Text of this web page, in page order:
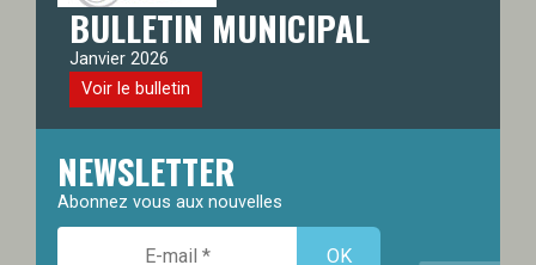
BULLETIN MUNICIPAL
Janvier 2026
Voir le bulletin
NEWSLETTER
Abonnez vous aux nouvelles